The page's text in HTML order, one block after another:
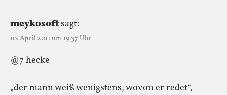
meykosoftsagt:
10. April 2011 um 19:37 Uhr
@7 hecke
„der mann weiß wenigstens, wovon er redet“,